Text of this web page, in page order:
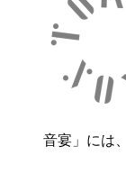
音宴」には